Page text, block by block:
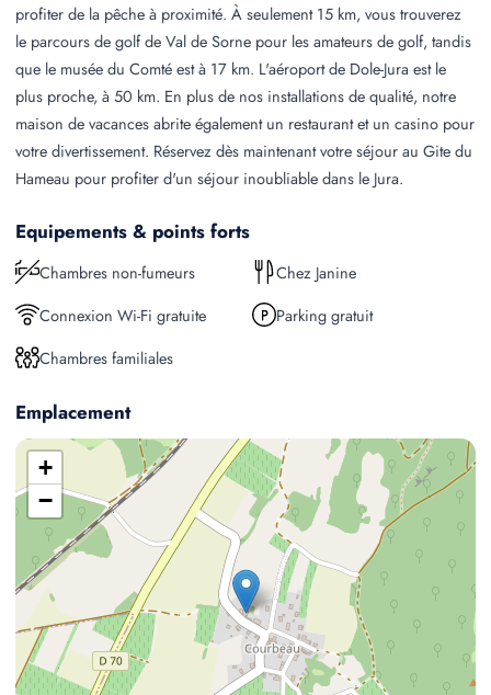
profiter de la pêche à proximité. À seulement 15 km, vous trouverez
le parcours de golf de Val de Sorne pour les amateurs de golf, tandis
que le musée du Comté est à 17 km. L'aéroport de Dole-Jura est le
plus proche, à 50 km. En plus de nos installations de qualité, notre
maison de vacances abrite également un restaurant et un casino pour
votre divertissement. Réservez dès maintenant votre séjour au Gite du
Hameau pour profiter d'un séjour inoubliable dans le Jura.
Equipements & points forts
Chambres non-fumeurs
Chez Janine
Connexion Wi-Fi gratuite
Parking gratuit
Chambres familiales
Emplacement
+
−